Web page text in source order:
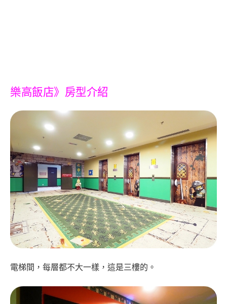
樂高飯店》房型介紹
電梯間，每層都不大一樣，這是三樓的。